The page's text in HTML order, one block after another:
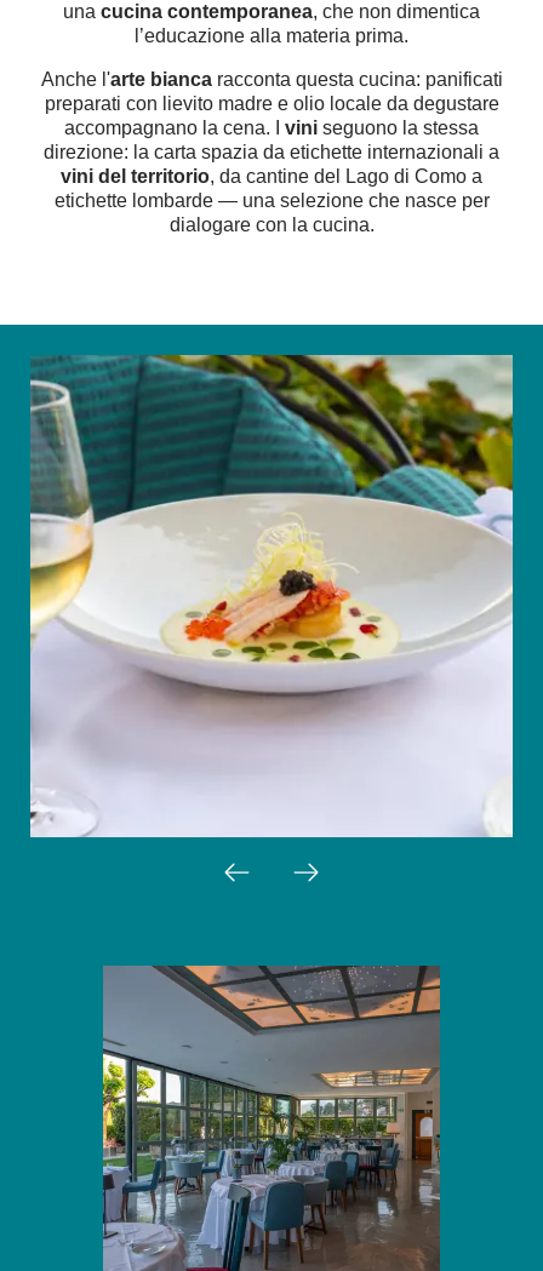
una cucina contemporanea, che non dimentica
l’educazione alla materia prima.
Anche l'arte bianca racconta questa cucina: panificati
preparati con lievito madre e olio locale da degustare
accompagnano la cena. I vini seguono la stessa
direzione: la carta spazia da etichette internazionali a
vini del territorio, da cantine del Lago di Como a
etichette lombarde — una selezione che nasce per
dialogare con la cucina.